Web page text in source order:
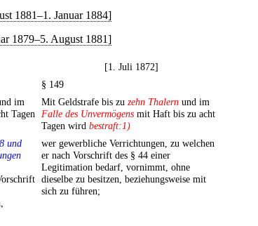
1881–1. Januar 1884]
1879–5. August 1881]
[1. Juli 1872]
§ 149
im
Tagen
Mit Geldstrafe bis zu zehn Thalern und im
Falle des Unvermögens mit Haft bis zu acht
Tagen wird bestraft:1)
und
wer gewerbliche Verrichtungen, zu welchen
er nach Vorschrift des § 44 einer
Legitimation bedarf, vornimmt, ohne
dieselbe zu besitzen, beziehungsweise mit
sich zu führen;